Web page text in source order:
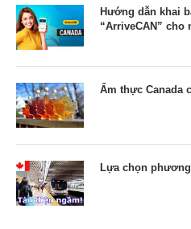
Hướng dẫn khai
“ArriveCAN” cho
Ẩm thực Canada
Lựa chọn